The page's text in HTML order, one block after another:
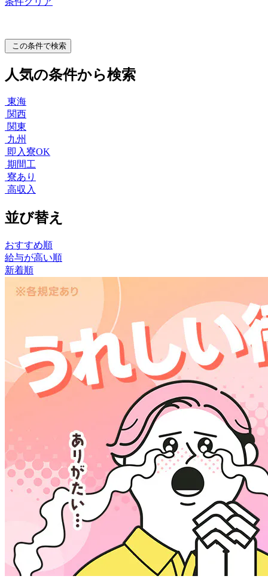
この条件で検索
人気の条件から検索
東海
関西
関東
九州
即入寮OK
期間工
寮あり
高収入
並び替え
おすすめ順
給与が高い順
新着順